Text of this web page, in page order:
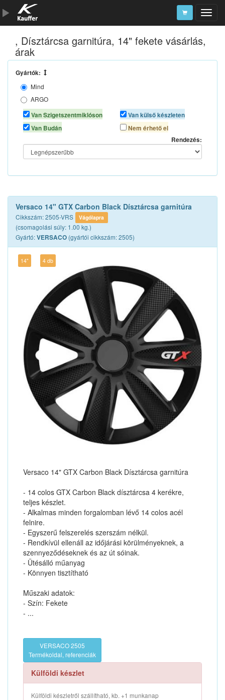
Szerszámkatalógus
Kosár
Alkatrészek
, Dísztárcsa garnitúra, 14" fekete vásárlás,
árak
Gyártók:
Mind
ARGO
J-TEC
JESTIC
Van Szigetszentmiklóson
Van Budán
Van külső készleten
Nem érhető el
Rendezés:
Versaco 14" GTX Carbon Black Dísztárcsa garnitúra
Cikkszám: 2505-VRS Vágólapra
(csomagolási súly: 1.00 kg.)
Gyártó:VERSACO (gyártói cikkszám: 2505)
14" 4 db
Versaco 14" GTX Carbon Black Dísztárcsa garnitúra
- 14 colos GTX Carbon Black dísztárcsa 4 kerékre,
teljes készlet.
- Alkalmas minden forgalomban lévő 14 colos acél
felnire.
- Egyszerű felszerelés szerszám nélkül.
- Rendkívül ellenáll az időjárási körülményeknek, a
szennyeződéseknek és az út sóinak.
- Ütésálló műanyag
- Könnyen tisztítható
Műszaki adatok:
- Szín: Fekete
- ...
VERSACO 2505
Termékoldal, referenciák
Külföldi készlet
Külföldi készletről szállítható, kb. +1 munkanap